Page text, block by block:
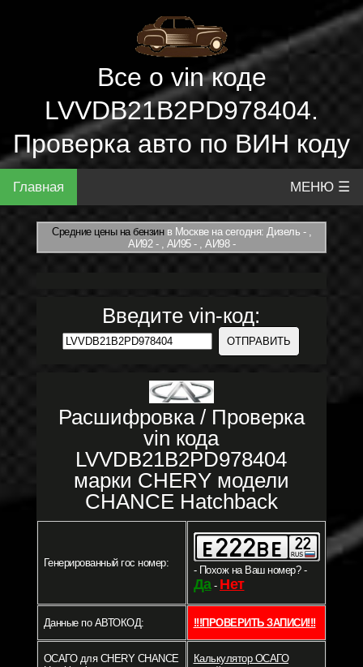
Все о vin коде
LVVDB21B2PD978404.
Проверка авто по ВИН коду
Главная МЕНЮ ☰
Средние цены на бензинв Москве на сегодня: Дизель - ,
АИ92 - , АИ95 - , АИ98 -
Введите vin-код:
Расшифровка / Проверка
vin кода
LVVDB21B2PD978404
марки CHERY модели
CHANCE Hatchback
Генерированный гос номер:
- Похож на Ваш номер? -
Да- Нет
Данные по АВТОКОД: !!!ПРОВЕРИТЬ ЗАПИСИ!!!
ОСАГО для CHERY CHANCE
Калькулятор ОСАГО